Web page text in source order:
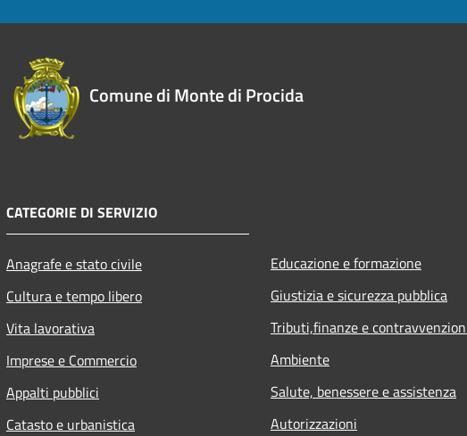
Comune di Monte di Procida
CATEGORIE DI SERVIZIO
Anagrafe e stato civile
Cultura e tempo libero
Vita lavorativa
Imprese e Commercio
Appalti pubblici
Catasto e urbanistica
Educazione e formazione
Giustizia e sicurezza pubblica
Tributi,finanze e
Ambiente
Salute, benessere e assistenza
Autorizzazioni